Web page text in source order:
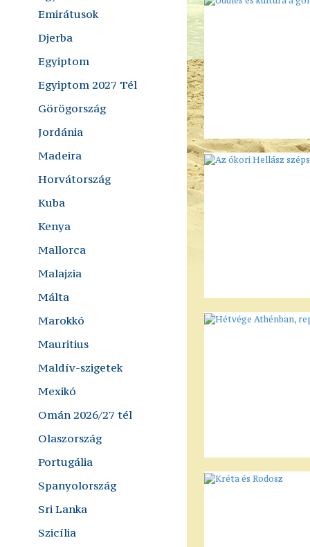
Emirátusok
Djerba
Egyiptom
Egyiptom 2027 Tél
Görögország
Jordánia
Madeira
Horvátország
Kuba
Kenya
Mallorca
Malajzia
Málta
Marokkó
Mauritius
Maldív-szigetek
Mexikó
Omán 2026/27 tél
Olaszország
Portugália
Spanyolország
Sri Lanka
Szicília